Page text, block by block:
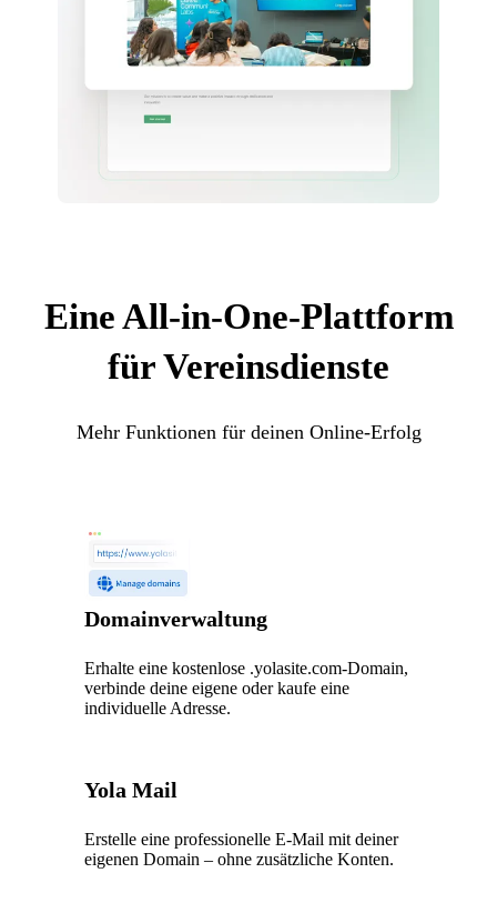
Eine All-in-One-Plattform
für Vereinsdienste
Mehr Funktionen für deinen Online-Erfolg
Domainverwaltung
Erhalte eine kostenlose .yolasite.com-Domain,
verbinde deine eigene oder kaufe eine
individuelle Adresse.
Yola Mail
Erstelle eine professionelle E-Mail mit deiner
eigenen Domain – ohne zusätzliche Konten.